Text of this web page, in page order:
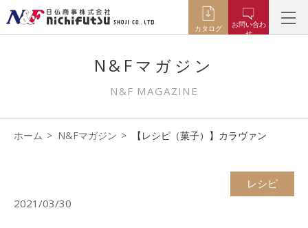
カタログ
お問い合わ
せ
N&Fマガジン
N&F MAGAZINE
ホーム N&Fマガジン 【レシピ（菓子）】カラヴァン
レシピ
2021/03/30